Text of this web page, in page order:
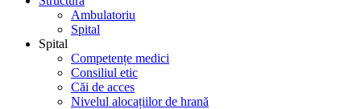
Ambulatoriu
Spital
Spital
Competențe medici
Consiliul etic
Căi de acces
Nivelul alocațiilor de hrană